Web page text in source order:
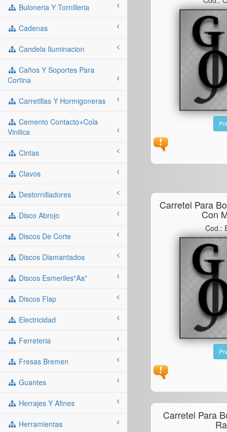
Buloneria Y Tornilleria
Cadenas
Candela Iluminacion
Caños Y Soportes Para
Cortina
Carretillas Y Hormigoneras
Cemento Contacto+cola
Vinilica
Cintas
Clavos
Destornilladores
Disco Abrojo
Discos De Corte
Discos Diamantados
Discos Esmeriles"aa"
Discos Flap
Electricidad
Ferreteria
Fresas Bremen
Guantes
Herrajes Y Afines
Herramientas
Carretel Para
Con
Cod.:
Carretel Para